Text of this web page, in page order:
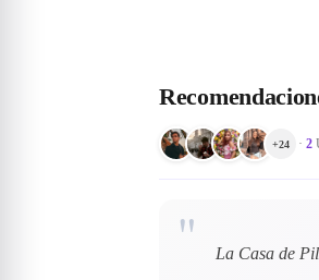
+24 · 2
" La Casa de